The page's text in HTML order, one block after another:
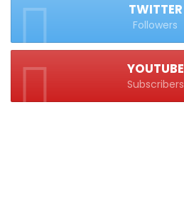
TWITTER
Followers
YOUTUBE
Subscribers